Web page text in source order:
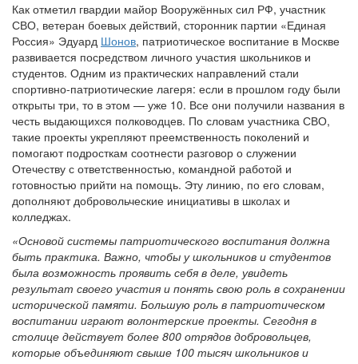
Как отметил гвардии майор Вооружённых сил РФ, участник
СВО, ветеран боевых действий, сторонник партии «Единая
Россия» Эдуард Шонов, патриотическое воспитание в Москве
развивается посредством личного участия школьников и
студентов. Одним из практических направлений стали
спортивно-патриотические лагеря: если в прошлом году были
открыты три, то в этом — уже 10. Все они получили названия в
честь выдающихся полководцев. По словам участника СВО,
такие проекты укрепляют преемственность поколений и
помогают подросткам соотнести разговор о служении
Отечеству с ответственностью, командной работой и
готовностью прийти на помощь. Эту линию, по его словам,
дополняют добровольческие инициативы в школах и
колледжах.
«Основой системы патриотического воспитания должна
быть практика. Важно, чтобы у школьников и студентов
была возможность проявить себя в деле, увидеть
результат своего участия и понять свою роль в сохранении
исторической памяти. Большую роль в патриотическом
воспитании играют волонтерские проекты. Сегодня в
столице действует более 800 отрядов добровольцев,
которые объединяют свыше 100 тысяч школьников и